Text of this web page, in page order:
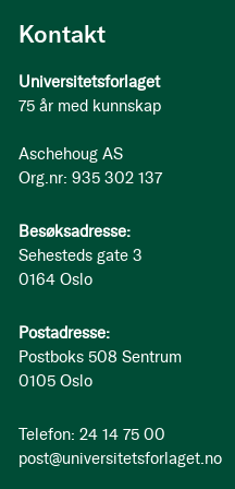
Kontakt
Universitetsforlaget
75 år med kunnskap
Aschehoug AS
Org.nr: 935 302 137
Besøksadresse:
Sehesteds gate 3
0164 Oslo
Postadresse:
Postboks 508 Sentrum
0105 Oslo
Telefon: 24 14 75 00
post@universitetsforlaget.no